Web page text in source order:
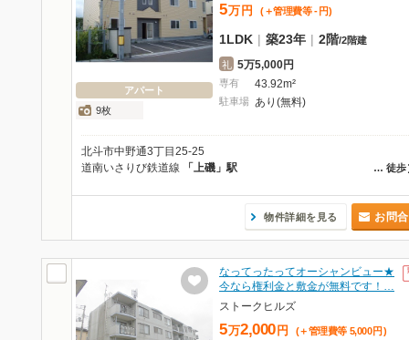
アパート
9枚
5万 円 (＋管理費等 - 円)
1LDK | 築23年 | 2階/2階建
礼 5万5,000円
専有 43.92m²
駐車場 あり(無料)
北斗市中野通3丁目25-25
… 徒歩
道南いさりび鉄道線 「上磯」駅
物件詳細を見る お問
なってったってオーシャンビュー★
今なら権利金と敷金が無料です！…
ストークヒルズ
5万2,000 円 (＋管理費等 5,000 円 )